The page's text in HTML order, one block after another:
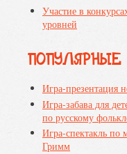
Участие в
уровней
Игра-презентация
Игра-забава для
по русскому
Игра-спектакль по
Гримм